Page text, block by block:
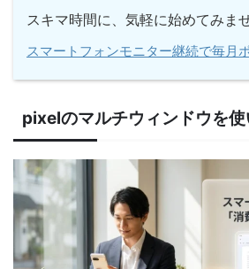
スキマ時間に、気軽に始めてみま
スマートフォンモニター継続で毎月
pixelのマルチウィンドウを使